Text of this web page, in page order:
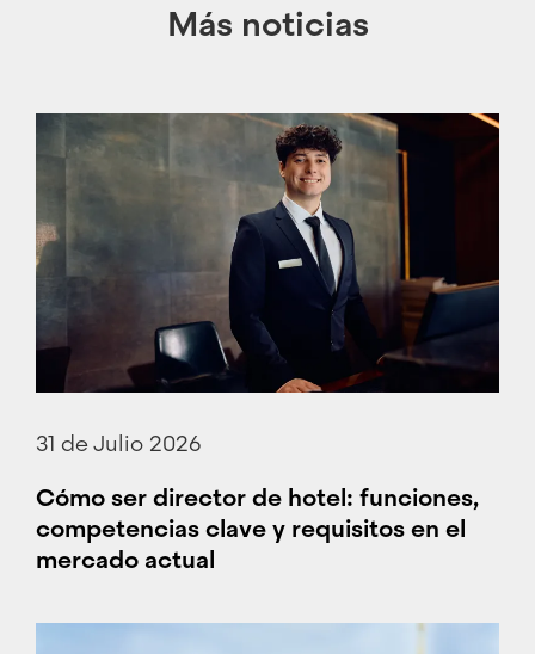
Más noticias
31 de Julio 2026
Cómo ser director de hotel: funciones,
competencias clave y requisitos en el
mercado actual